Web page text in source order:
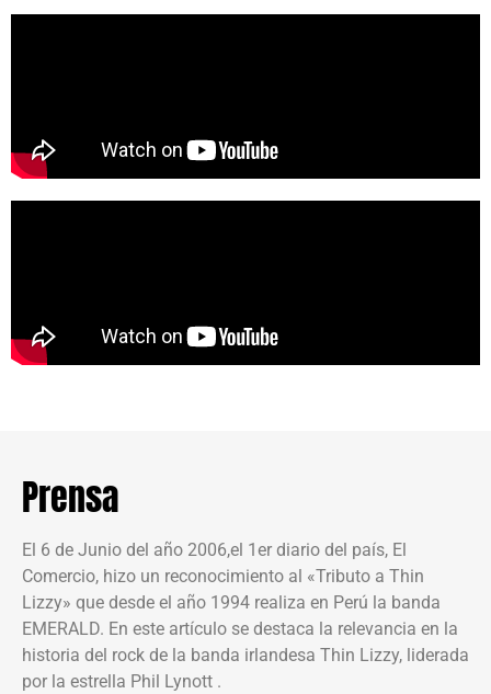
Prensa
El 6 de Junio del año 2006,el 1er diario del país, El
Comercio, hizo un reconocimiento al «Tributo a Thin
Lizzy» que desde el año 1994 realiza en Perú la banda
EMERALD. En este artículo se destaca la relevancia en la
historia del rock de la banda irlandesa Thin Lizzy, liderada
por la estrella Phil Lynott .